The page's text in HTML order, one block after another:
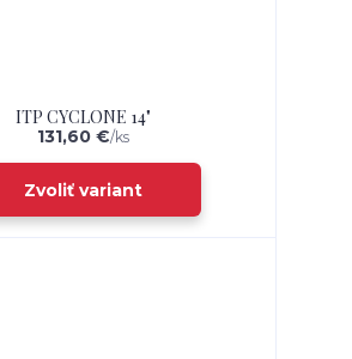
ITP CYCLONE 14"
131,60 €/ks
Zvoliť variant